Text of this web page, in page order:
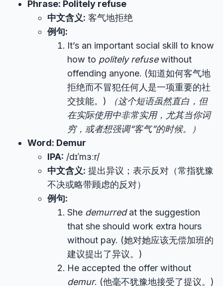
Phrase: Politely refuse
中文含义: 客气地拒绝
例句:
It’s an important social skill to know
how to politely refusewithout
offending anyone. (知道如何客气地
拒绝而不冒犯任何人是一项重要的社
交技能。)
（这个短语虽然直白，但
在实际使用中非常实用，尤其当你词
穷，或者想强调“客气”的时候。）
Word: Demur
IPA: /dɪˈmɜːr/
中文含义: 提出异议；表示反对（常指犹豫
不决或略带顾虑的反对）
例句:
She demurredat the suggestion
that she should work extra hours
without pay. (她对她应该无偿加班的
建议提出了异议。)
He accepted the offer without
demur. (他毫不犹豫地接受了提议。)